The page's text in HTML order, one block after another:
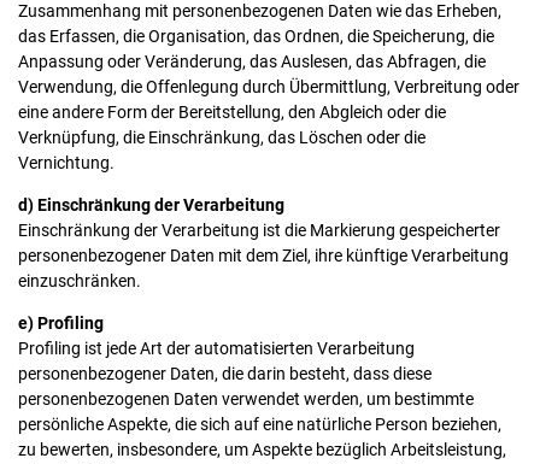
Zusammenhang mit personenbezogenen Daten wie das Erheben,
das Erfassen, die Organisation, das Ordnen, die Speicherung, die
Anpassung oder Veränderung, das Auslesen, das Abfragen, die
Verwendung, die Offenlegung durch Übermittlung, Verbreitung oder
eine andere Form der Bereitstellung, den Abgleich oder die
Verknüpfung, die Einschränkung, das Löschen oder die
Vernichtung.
d) Einschränkung der Verarbeitung
Einschränkung der Verarbeitung ist die Markierung gespeicherter
personenbezogener Daten mit dem Ziel, ihre künftige Verarbeitung
einzuschränken.
e) Profiling
Profiling ist jede Art der automatisierten Verarbeitung
personenbezogener Daten, die darin besteht, dass diese
personenbezogenen Daten verwendet werden, um bestimmte
persönliche Aspekte, die sich auf eine natürliche Person beziehen,
zu bewerten, insbesondere, um Aspekte bezüglich Arbeitsleistung,